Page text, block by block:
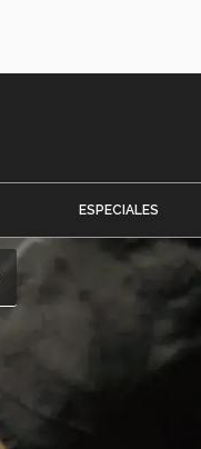
ESPECIALES